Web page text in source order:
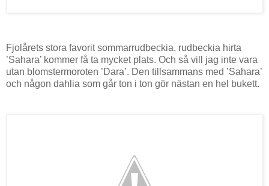
Fjolårets stora favorit sommarrudbeckia, rudbeckia hirta
’Sahara’ kommer få ta mycket plats. Och så vill jag inte vara
utan blomstermoroten ’Dara’. Den tillsammans med ’Sahara’
och någon dahlia som går ton i ton gör nästan en hel bukett.